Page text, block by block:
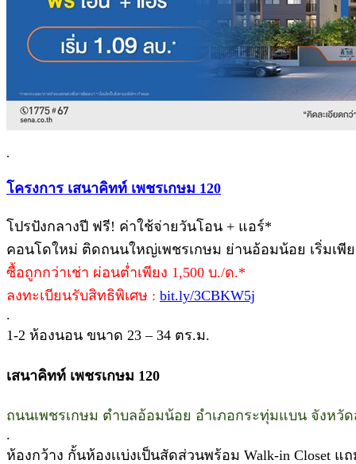
.
โครงการ เสนาคิทท์ เพชรเกษม 120
โปรปังกลางปี ฟรี! ค่าใช้จ่ายวันโอน + แอร์*
คอนโดใหม่ ติดถนนใหญ่เพชรเกษม ย่านอ้อมน้อย เริ่มเพีย
ซื้อถูกกว่าเช่า ผ่อนต่ำเพียง 1,500 บ./ด.*
ลงทะเบียนรับสิทธิพิเศษ : bit.ly/3CBKW5j
.
1-2 ห้องนอน ขนาด 23 – 34 ตร.ม.
เสนาคิทท์ เพชรเกษม 120
ถนนเพชรเกษม ตำบลอ้อมน้อย อำเภอกระทุ่มแบน จังหวัด
.
ห้องกว้าง กั้นห้องเเบ่งเป็นสัดส่วนพร้อม Walk-in Closet แ